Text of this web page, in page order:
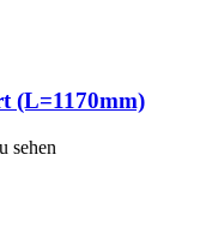
(L=1170mm)
sehen